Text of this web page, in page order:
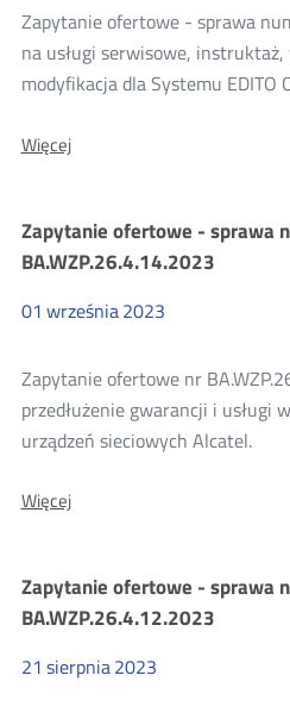
Zapytanie ofertowe - sprawa
na usługi serwisowe,
modyfikacja dla Systemu EDITO
WięcejO:
sprawa
numer
BA.WZP.26.4.13.2023
Zapytanie ofertowe - sprawa
BA.WZP.26.4.14.2023
01 września2023
Zapytanie ofertowe nr
przedłużenie gwarancji i usługi
urządzeń sieciowych Alcatel.
WięcejO:
sprawa
numer
BA.WZP.26.4.14.2023
Zapytanie ofertowe - sprawa
BA.WZP.26.4.12.2023
21 sierpnia2023